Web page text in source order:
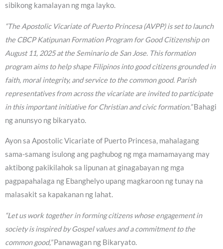
sibikong kamalayan ng mga layko.
“The Apostolic Vicariate of Puerto Princesa (AVPP) is set to launch
the CBCP Katipunan Formation Program for Good Citizenship on
August 11, 2025 at the Seminario de San Jose. This formation
program aims to help shape Filipinos into good citizens grounded in
faith, moral integrity, and service to the common good. Parish
representatives from across the vicariate are invited to participate
in this important initiative for Christian and civic formation.”Bahagi
ng anunsyo ng bikaryato.
Ayon sa Apostolic Vicariate of Puerto Princesa, mahalagang
sama-samang isulong ang paghubog ng mga mamamayang may
aktibong pakikilahok sa lipunan at ginagabayan ng mga
pagpapahalaga ng Ebanghelyo upang magkaroon ng tunay na
malasakit sa kapakanan ng lahat.
“Let us work together in forming citizens whose engagement in
society is inspired by Gospel values and a commitment to the
common good,”Panawagan ng Bikaryato.